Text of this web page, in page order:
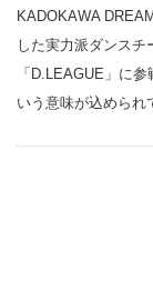
KADOKAWA
した実力派ダンス
「D.LEAGUE」に
いう意味が込めら